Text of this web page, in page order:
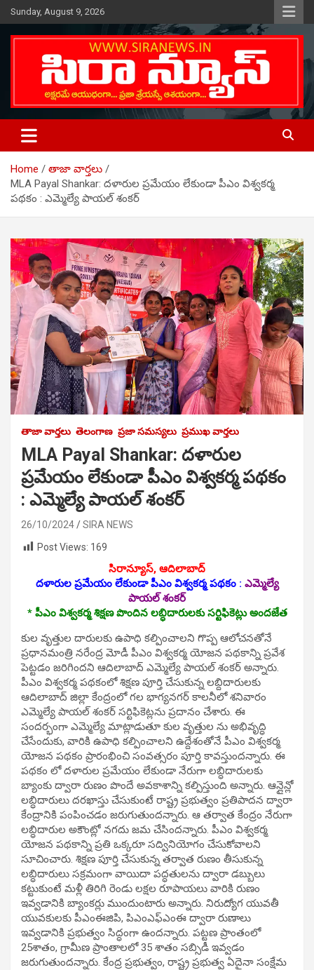
Skip
to
content
Sunday, August 9, 2026
SIRA NEWS
Telugu Online News Daily
Home
తాజా వార్తలు
MLA Payal Shankar: దళారుల ప్రమేయం లేకుండా పీఎం విశ్వకర్మ
పథకం : ఎమ్మెల్యే పాయల్ శంకర్
తాజా వార్తలు తెలంగాణ ప్రజా సమస్యలు ప్రముఖ వార్తలు
MLA Payal Shankar: దళారుల
ప్రమేయం లేకుండా పీఎం విశ్వకర్మ పథకం
: ఎమ్మెల్యే పాయల్ శంకర్
26/10/2024
SIRA NEWS
Post Views: 169
సిరాన్యూస్‌, ఆదిలాబాద్‌
దళారుల ప్రమేయం లేకుండా పీఎం విశ్వకర్మ పథకం : ఎమ్మెల్యే
పాయల్ శంకర్
* పీఎం విశ్వకర్మ శిక్షణ పొందిన లబ్ధిదారులకు సర్టిఫికెట్లు అందజేత
కుల వృత్తుల దారులకు ఉపాధి కల్పించాలని గొప్ప ఆలోచనతోనే
ప్రధానమంత్రి నరేంద్ర మోడీ పీఎం విశ్వకర్మ యోజన పథకాన్ని ప్రవేశ
పెట్టడం జరిగిందని ఆదిలాబాద్ ఎమ్మెల్యే పాయల్ శంకర్ అన్నారు.
పీఎం విశ్వకర్మ పథకంలో శిక్షణ పూర్తి చేసుకున్న ల‌బ్దిదారుల‌కు
ఆదిలాబాద్ జిల్లా కేంద్రంలో గ‌ల‌ భాగ్యనగర్ కాల‌నీలో శ‌నివారం
ఎమ్మెల్యే పాయల్ శంకర్ సర్టిఫికెట్లను ప్రదానం చేశారు. ఈ
సందర్భంగా ఎమ్మెల్యే మాట్లాడుతూ కుల వృత్తుల ను అభివృద్ధి
చేసేందుకు, వారికి ఉపాధి కల్పించాలని ఉద్దేశంతోనే పీఎం విశ్వకర్మ
యోజన పథకం ప్రారంభించి సంవత్సరం పూర్తి కావస్తుందన్నారు. ఈ
పథకం లో దళారుల ప్రమేయం లేకుండా నేరుగా లబ్ధిదారులకు
బ్యాంకు ద్వారా రుణం పొందే అవకాశాన్ని కల్పిస్తుంది అన్నారు. ఆన్లైన్లో
లబ్ధిదారులు దరఖాస్తు చేసుకుంటే రాష్ట్ర ప్రభుత్వం ప్రతిపాదన ద్వారా
కేంద్రానికి పంపించడం జరుగుతుందన్నారు. ఆ తర్వాత కేంద్రం నేరుగా
లబ్ధిదారుల అకౌంట్లో నగదు జమ చేసిందన్నారు. పీఎం విశ్వకర్మ
యోజన పథకాన్ని ప్రతి ఒక్కరూ సద్వినియోగం చేసుకోవాలని
సూచించారు. శిక్షణ పూర్తి చేసుకున్న తర్వాత రుణం తీసుకున్న
లబ్ధిదారులు సక్రమంగా వాయిదా పద్ధతులను ద్వారా డబ్బులు
కట్టుకుంటే మళ్లీ తిరిగి రెండు లక్షల రూపాయలు వారికి రుణం
ఇవ్వడానికి బ్యాంకర్లు ముందుంటారు అన్నారు. నిరుద్యోగ యువతీ
యువకులకు పీఎంఈజిపి, పిఎంఎఫ్ఎంఈ ద్వారా రుణాలు
ఇవ్వడానికి ప్రభుత్వం సిద్ధంగా ఉందన్నారు. పట్టణ ప్రాంతంలో
25శాతం, గ్రామీణ ప్రాంతాలలో 35 శాతం సబ్సిడీ ఇవ్వడం
జరుగుతుందన్నారు. కేంద్ర ప్రభుత్వం, రాష్ట్ర ప్రభుత్వ ఏదైనా సంక్షేమ